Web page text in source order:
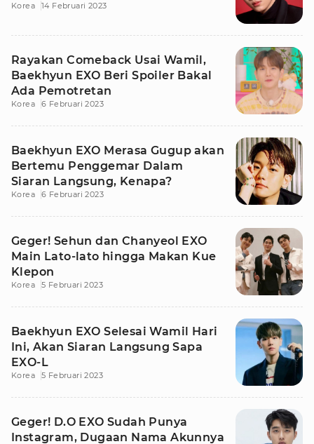
Korea 14 Februari 2023
Rayakan Comeback Usai Wamil,
Baekhyun EXO Beri Spoiler Bakal
Ada Pemotretan
Korea 6 Februari 2023
Baekhyun EXO Merasa Gugup akan
Bertemu Penggemar Dalam
Siaran Langsung, Kenapa?
Korea 6 Februari 2023
Geger! Sehun dan Chanyeol EXO
Main Lato-lato hingga Makan Kue
Klepon
Korea 5 Februari 2023
Baekhyun EXO Selesai Wamil Hari
Ini, Akan Siaran Langsung Sapa
EXO-L
Korea 5 Februari 2023
Geger! D.O EXO Sudah Punya
Instagram, Dugaan Nama Akunnya